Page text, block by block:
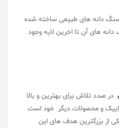
دانه های طبیعی ساخته شده
های آن تا اخرین لایه وجود
در صدد تلاش برای بهترین و بالا
و محصولات دیگر خود است
از بزرگترین هدف های این